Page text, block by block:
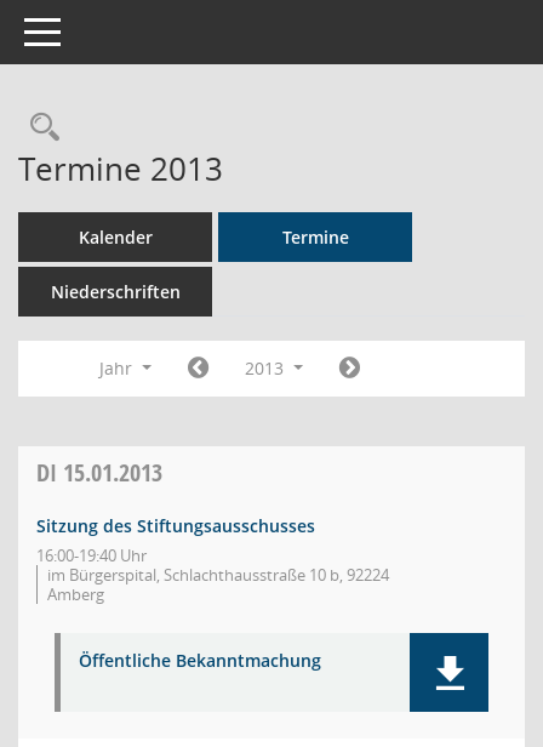
Toggle navigation
Rechercheauswahl
Termine 2013
Kalender Termine
Niederschriften
Jahr 2013
DI 15.01.2013
Sitzung des Stiftungsausschusses
16:00-19:40 Uhr
im Bürgerspital, Schlachthausstraße 10 b, 92224
Amberg
Öffentliche Bekanntmachung